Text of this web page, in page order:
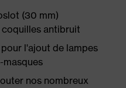
(30 mm)
antibruit
l'ajout de lampes
nos nombreux